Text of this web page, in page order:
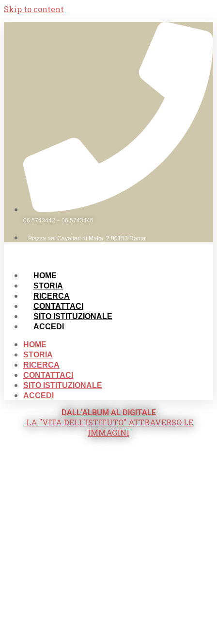
Skip to content
06 5743442 – 06 5743445
Piazza dei Cavalieri di Malta, 2 00153 Roma
HOME
STORIA
RICERCA
CONTATTACI
SITO ISTITUZIONALE
ACCEDI
HOME
STORIA
RICERCA
CONTATTACI
SITO ISTITUZIONALE
ACCEDI
DALL'ALBUM AL DIGITALE
.LA "VITA DELL'ISTITUTO" ATTRAVERSO LE
IMMAGINI